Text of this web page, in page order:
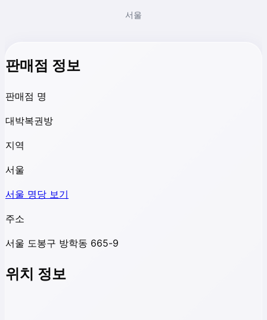
서울
판매점 정보
판매점 명
대박복권방
지역
서울
서울 명당 보기
주소
서울 도봉구 방학동 665-9
위치 정보